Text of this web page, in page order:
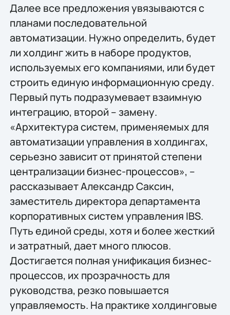
Далее все предложения увязываются с
планами последовательной
автоматизации. Нужно определить, будет
ли холдинг жить в наборе продуктов,
используемых его компаниями, или будет
строить единую информационную среду.
Первый путь подразумевает взаимную
интеграцию, второй – замену.
«Архитектура систем, применяемых для
автоматизации управления в холдингах,
серьезно зависит от принятой степени
централизации бизнес-процессов», –
рассказывает Александр Саксин,
заместитель директора департамента
корпоративных систем управления IBS.
Путь единой среды, хотя и более жесткий
и затратный, дает много плюсов.
Достигается полная унификация бизнес-
процессов, их прозрачность для
руководства, резко повышается
управляемость. На практике холдинговые